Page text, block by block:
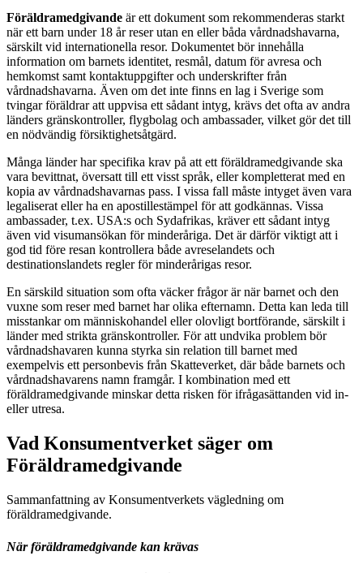
Föräldramedgivande är ett dokument som rekommenderas starkt
när ett barn under 18 år reser utan en eller båda vårdnadshavarna,
särskilt vid internationella resor. Dokumentet bör innehålla
information om barnets identitet, resmål, datum för avresa och
hemkomst samt kontaktuppgifter och underskrifter från
vårdnadshavarna. Även om det inte finns en lag i Sverige som
tvingar föräldrar att uppvisa ett sådant intyg, krävs det ofta av andra
länders gränskontroller, flygbolag och ambassader, vilket gör det till
en nödvändig försiktighetsåtgärd.
Många länder har specifika krav på att ett föräldramedgivande ska
vara bevittnat, översatt till ett visst språk, eller kompletterat med en
kopia av vårdnadshavarnas pass. I vissa fall måste intyget även vara
legaliserat eller ha en apostillestämpel för att godkännas. Vissa
ambassader, t.ex. USA:s och Sydafrikas, kräver ett sådant intyg
även vid visumansökan för minderåriga. Det är därför viktigt att i
god tid före resan kontrollera både avreselandets och
destinationslandets regler för minderårigas resor.
En särskild situation som ofta väcker frågor är när barnet och den
vuxne som reser med barnet har olika efternamn. Detta kan leda till
misstankar om människohandel eller olovligt bortförande, särskilt i
länder med strikta gränskontroller. För att undvika problem bör
vårdnadshavaren kunna styrka sin relation till barnet med
exempelvis ett personbevis från Skatteverket, där både barnets och
vårdnadshavarens namn framgår. I kombination med ett
föräldramedgivande minskar detta risken för ifrågasättanden vid in-
eller utresa.
Vad Konsumentverket säger om
Föräldramedgivande
Sammanfattning av Konsumentverkets vägledning om
föräldramedgivande.
När föräldramedgivande kan krävas